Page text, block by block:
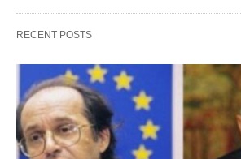
RECENT POSTS